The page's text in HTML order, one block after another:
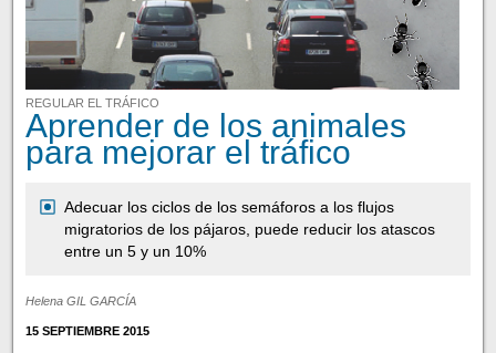
REGULAR EL TRÁFICO
Aprender de los animales
para mejorar el tráfico
Adecuar los ciclos de los semáforos a los flujos
migratorios de los pájaros, puede reducir los atascos
entre un 5 y un 10%
Helena GIL GARCÍA
15 SEPTIEMBRE 2015